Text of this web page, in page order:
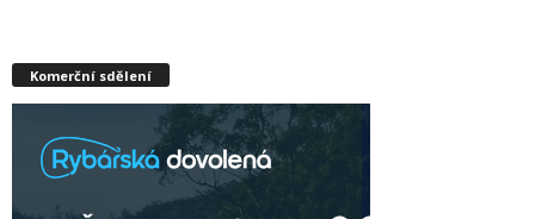
Komerční sdělení